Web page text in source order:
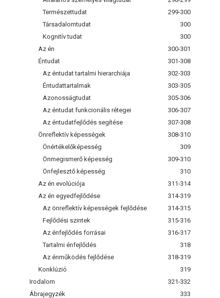
Természettudat
299-300
Társadalomtudat
300
Kognitív tudat
300
Az én
300-301
Éntudat
301-308
Az éntudat tartalmi hierarchiája
302-303
Éntudattartalmak
303-305
Azonosságtudat
305-306
Az éntudat funkcionális rétegei
306-307
Az éntudatfejlődés segítése
307-308
Önreflektív képességek
308-310
Önértékelőképesség
309
Önmegismerő képesség
309-310
Önfejlesztő képesség
310
Az én evolúciója
311-314
Az én egyedfejlődése
314-319
Az önreflektív képességek fejlődése
314-315
Fejlődési szintek
315-316
Az énfejlődés forrásai
316-317
Tartalmi énfejlődés
318
Az énműködés fejlődése
318-319
Konklúzió
319
Irodalom
321-332
Ábrajegyzék
333